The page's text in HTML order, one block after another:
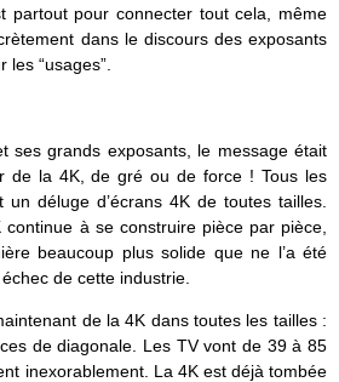
partout pour connecter tout cela, même
dans le discours des exposants
les “usages”.
ses grands exposants, le message était
de la 4K, de gré ou de force ! Tous les
un déluge d’écrans 4K de toutes tailles.
continue à se construire pièce par pièce,
beaucoup plus solide que ne l’a été
de cette industrie.
de la 4K dans toutes les tailles :
de diagonale. Les TV vont de 39 à 85
inexorablement. La 4K est déjà tombée